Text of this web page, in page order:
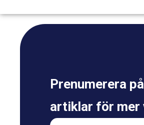
Prenumerera
artiklar för mer